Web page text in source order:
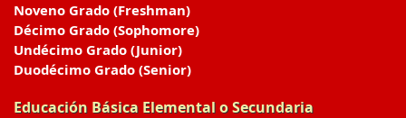
Noveno Grado (Freshman)
Décimo Grado (Sophomore)
Undécimo Grado (Junior)
Duodécimo Grado (Senior)
Educación Básica Elemental o Secundaria